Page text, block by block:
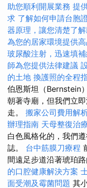
助您順利開展業務 提
求 了解如何申請台胞
器原理，讓您清楚了
為您的居家環境提供
玻尿酸注射，迅速填
師為您提供法律建議
的土地 換護照的全程
伯恩斯坦（Bernstein
朝著寺廟，但我們立
走。 搬家公司費用解
辦理指南 天母整復治
白色風格化的，我們
誌。 台中筋膜刀療程
間遠足步道沿著琥珀路
的口腔健康解決方案
面受潮及霉菌問題 其